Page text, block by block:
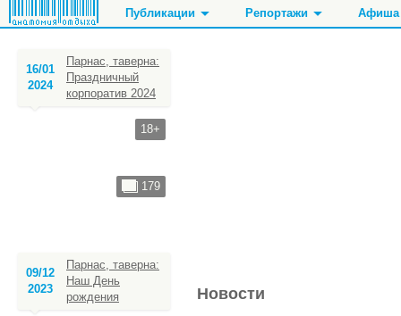
Публикации Репортажи Афиша
Новости
16/01
2024
Парнас, таверна:
Праздничный
корпоратив 2024
18+
179
09/12
2023
Парнас, таверна:
Наш День
рождения